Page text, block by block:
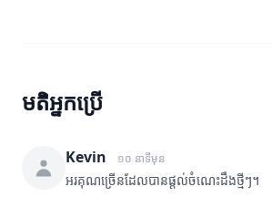
មតិអ្នកប្រើ
Kevin ១០ នាទីមុន
អរគុណច្រើនដែលបានផ្តល់ចំណេះដឹងថ្មីៗ។